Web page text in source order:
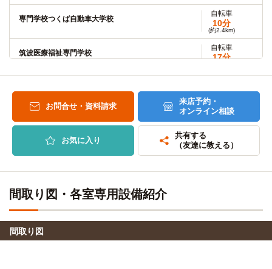
専門学校つくば自動車大学校
自転車
10分
(約2.4km)
筑波医療福祉専門学校
自転車
17分
お問合せ・資料請求
来店予約・
オンライン相談
お気に入り
共有する
（友達に教える）
間取り図・各室専用設備紹介
間取り図